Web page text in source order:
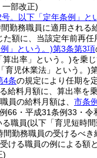
部改正)
。以下「定年条例」と
勤務職員に適用される
額に、当該定年前再
」という。)第3条第3項
算出率」という。)を乗
育児休業法」という。)
4条の規定により任期を
給料月額に、算出率を
員の給料月額は、 市条例
66・平成31条例33・令
職員(以下「育児短時
勤務職員の受けるべき
ける職員の例による額と
)